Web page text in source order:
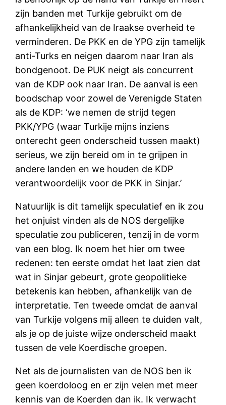
zijn banden met Turkije gebruikt om de
afhankelijkheid van de Iraakse overheid te
verminderen. De PKK en de YPG zijn tamelijk
anti-Turks en neigen daarom naar Iran als
bondgenoot. De PUK neigt als concurrent
van de KDP ook naar Iran. De aanval is een
boodschap voor zowel de Verenigde Staten
als de KDP: ‘we nemen de strijd tegen
PKK/YPG (waar Turkije mijns inziens
onterecht geen onderscheid tussen maakt)
serieus, we zijn bereid om in te grijpen in
andere landen en we houden de KDP
verantwoordelijk voor de PKK in Sinjar.’
Natuurlijk is dit tamelijk speculatief en ik zou
het onjuist vinden als de NOS dergelijke
speculatie zou publiceren, tenzij in de vorm
van een blog. Ik noem het hier om twee
redenen: ten eerste omdat het laat zien dat
wat in Sinjar gebeurt, grote geopolitieke
betekenis kan hebben, afhankelijk van de
interpretatie. Ten tweede omdat de aanval
van Turkije volgens mij alleen te duiden valt,
als je op de juiste wijze onderscheid maakt
tussen de vele Koerdische groepen.
Net als de journalisten van de NOS ben ik
geen koerdoloog en er zijn velen met meer
kennis van de Koerden dan ik. Ik verwacht